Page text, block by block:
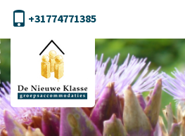
+31774771385